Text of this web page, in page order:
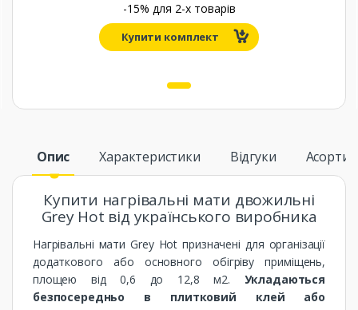
-15% для 2-х товарів
Купити комплект
Опис Характеристики Відгуки
Купити нагрівальні мати двожильні
Grey Hot від українського виробника
Нагрівальні мати Grey Hot призначені для організації
додаткового або основного обігріву приміщень,
площею від 0,6 до 12,8 м2. Укладаються
безпосередньо в плитковий клей або